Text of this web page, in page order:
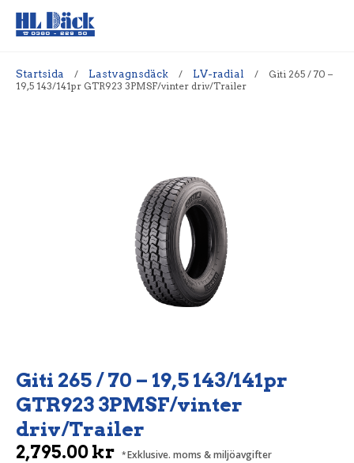
Startsida / Lastvagnsdäck / LV-radial /
Giti 265 / 70 –
19,5 143/141pr GTR923 3PMSF/vinter driv/Trailer
Giti 265 / 70 – 19,5 143/141pr
GTR923 3PMSF/vinter
driv/Trailer
2,795.00kr Exklusive. moms & miljöavgifter